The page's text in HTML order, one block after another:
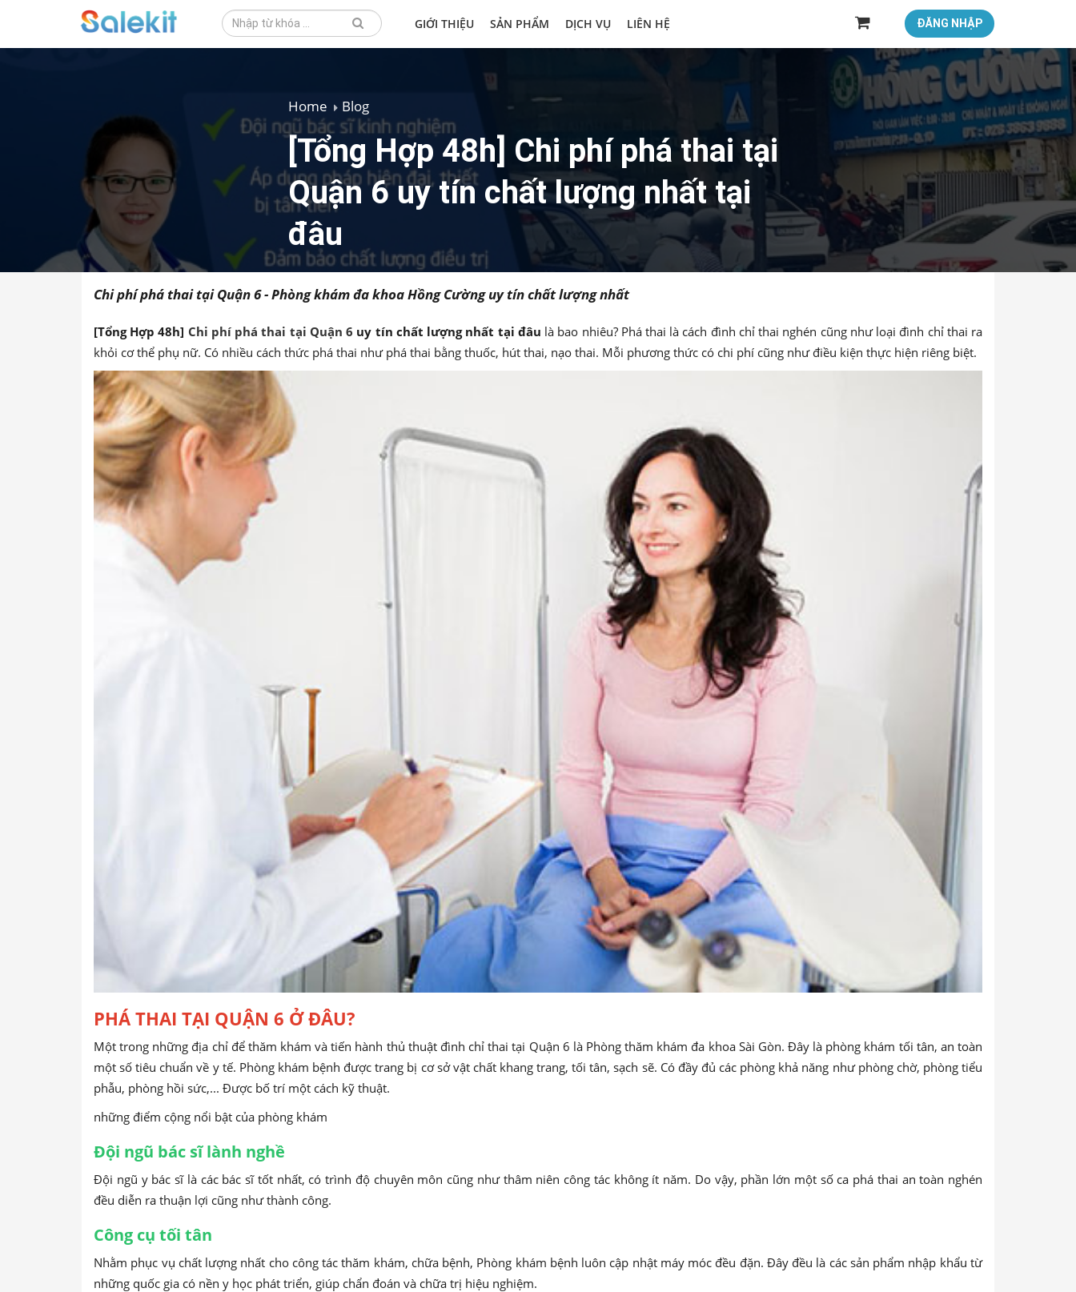
GIỚI THIỆU SẢN PHẨM DỊCH VỤ LIÊN HỆ ĐĂNG NHẬP
Home Blog
[Tổng Hợp 48h] Chi phí phá thai tại
Quận 6 uy tín chất lượng nhất tại
đâu
Chi phí phá thai tại Quận 6 - Phòng khám đa khoa Hồng Cường uy tín chất lượng nhất
[Tổng Hợp 48h] Chi phí phá thai tại Quận 6 uy tín chất lượng nhất tại đâu là bao nhiêu? Phá thai là cách đình chỉ thai nghén cũng như loại đình chỉ thai ra
khỏi cơ thể phụ nữ. Có nhiều cách thức phá thai như phá thai bằng thuốc, hút thai, nạo thai. Mỗi phương thức có chi phí cũng như điều kiện thực hiện riêng biệt.
PHÁ THAI TẠI QUẬN 6 Ở ĐÂU?
Một trong những địa chỉ để thăm khám và tiến hành thủ thuật đình chỉ thai tại Quận 6 là Phòng thăm khám đa khoa Sài Gòn. Đây là phòng khám tối tân, an toàn
một số tiêu chuẩn về y tế. Phòng khám bệnh được trang bị cơ sở vật chất khang trang, tối tân, sạch sẽ. Có đầy đủ các phòng khả năng như phòng chờ, phòng tiểu
phẫu, phòng hồi sức,... Được bố trí một cách kỹ thuật.
những điểm cộng nổi bật của phòng khám
Đội ngũ bác sĩ lành nghề
Đội ngũ y bác sĩ là các bác sĩ tốt nhất, có trình độ chuyên môn cũng như thâm niên công tác không ít năm. Do vậy, phần lớn một số ca phá thai an toàn nghén
đều diễn ra thuận lợi cũng như thành công.
Công cụ tối tân
Nhằm phục vụ chất lượng nhất cho công tác thăm khám, chữa bệnh, Phòng khám bệnh luôn cập nhật máy móc đều đặn. Đây đều là các sản phẩm nhập khẩu từ
những quốc gia có nền y học phát triển, giúp chẩn đoán và chữa trị hiệu nghiệm.